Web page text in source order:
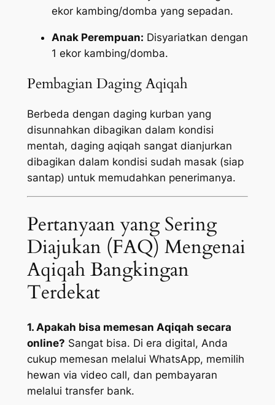
ekor kambing/domba yang sepadan.
Anak Perempuan: Disyariatkan dengan
1 ekor kambing/domba.
Pembagian Daging Aqiqah
Berbeda dengan daging kurban yang
disunnahkan dibagikan dalam kondisi
mentah, daging aqiqah sangat dianjurkan
dibagikan dalam kondisi sudah masak (siap
santap) untuk memudahkan penerimanya.
Pertanyaan yang Sering
Diajukan (FAQ) Mengenai
Aqiqah Bangkingan
Terdekat
1. Apakah bisa memesan Aqiqah secara
online? Sangat bisa. Di era digital, Anda
cukup memesan melalui WhatsApp, memilih
hewan via video call, dan pembayaran
melalui transfer bank.